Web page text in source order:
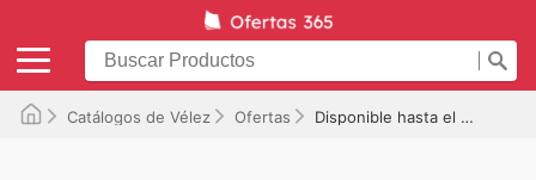
Catálogos de Vélez Ofertas Disponible hasta el 20/06/2025